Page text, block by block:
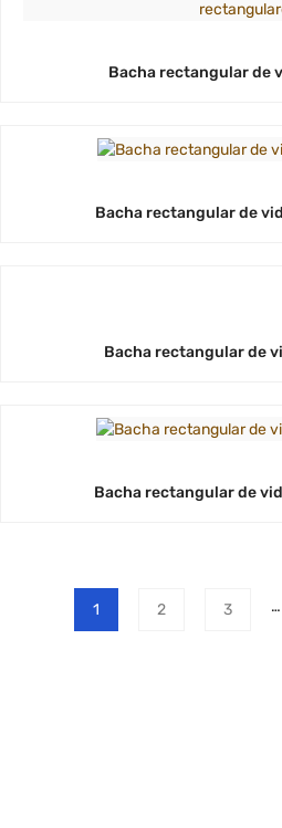
Bacha rectangular de
Bacha rectangular de
Bacha rectangular de
Bacha rectangular de
1 2 3 …